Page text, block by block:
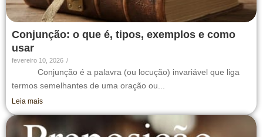
Conjunção: o que é, tipos, exemplos e como
usar
fevereiro 10, 2026 /
Conjunção é a palavra (ou locução) invariável que liga
termos semelhantes de uma oração ou...
Leia mais